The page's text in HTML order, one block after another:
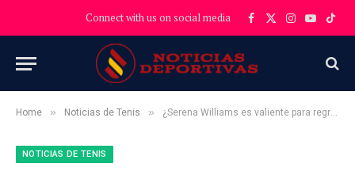
Connect with us on social media Facebook
X
Instagram
YouTube
Home » Noticias de Tenis » ¿Serena Williams es valiente para regresar a Wimbledon en individuales? ¿Puede competir el 23 veces campeón de Grand Slam a los 44 años? | Noticias de tenis
NOTICIAS DE TENIS